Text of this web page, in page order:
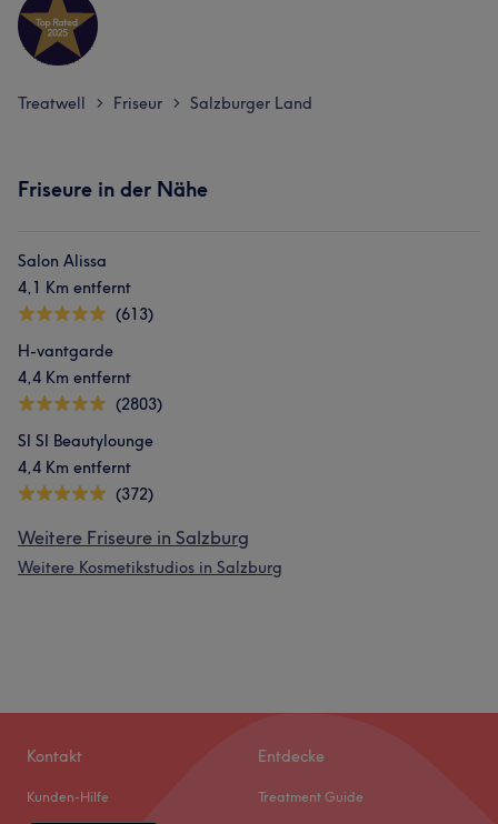
Treatwell > Friseur > Salzburger Land
Friseure in der Nähe
Salon Alissa
4,1 Km entfernt
(613)
H-vantgarde
4,4 Km entfernt
(2803)
SI SI Beautylounge
4,4 Km entfernt
(372)
Weitere Friseure in Salzburg
Weitere Kosmetikstudios in Salzburg
Kontakt
Kunden-Hilfe
Entdecke
Treatment Guide